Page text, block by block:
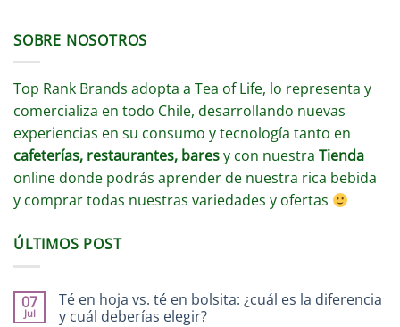
SOBRE NOSOTROS
Top Rank Brands adopta a Tea of Life, lo representa y
comercializa en todo Chile, desarrollando nuevas
experiencias en su consumo y tecnología tanto en
cafeterías, restaurantes, baresy con nuestra Tienda
online donde podrás aprender de nuestra rica bebida
y comprar todas nuestras variedades y ofertas
ÚLTIMOS POST
07
Jul
Té en hoja vs. té en bolsita: ¿cuál es la diferencia
y cuál deberías elegir?